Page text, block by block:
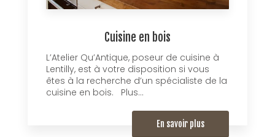
Cuisine en bois
L’Atelier Qu’Antique, poseur de cuisine à
Lentilly, est à votre disposition si vous
êtes à la recherche d’un spécialiste de la
cuisine en bois. Plus...
En savoir plus